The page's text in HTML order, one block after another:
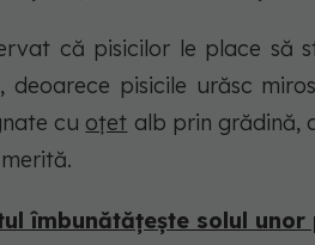
că pisicilor le place să
deoarece pisicile urăsc
cu oțet alb prin grădină,
îmbunătățește solul unor